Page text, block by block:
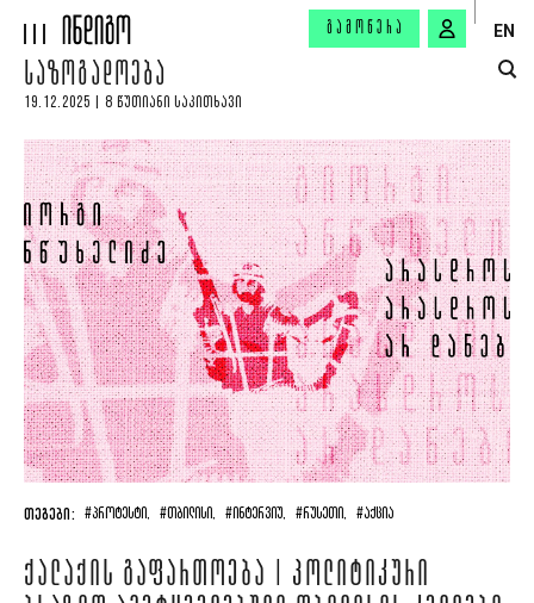
ᲒᲐᲛᲝᲬᲔᲠᲐ EN
ᲡᲐᲖᲝᲒᲐᲓᲝᲔᲑᲐ
19.12.2025 | 8 ᲬᲣᲗᲘᲐᲜᲘ ᲡᲐᲙᲘᲗᲮᲐᲕᲘ
ᲗᲔᲒᲔᲑᲘ: #ᲞᲠᲝᲢᲔᲡᲢᲘ, #ᲗᲑᲘᲚᲘᲡᲘ, #ᲘᲜᲢᲔᲠᲕᲘᲣ, #ᲠᲣᲡᲔᲗᲘ, #ᲐᲥᲪᲘᲐ
ᲥᲐᲚᲐᲥᲘᲡ ᲒᲐᲤᲐᲠᲗᲝᲔᲑᲐ | ᲞᲝᲚᲘᲢᲘᲙᲣᲠᲘ